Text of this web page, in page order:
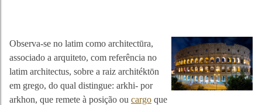
Observa-se no latim como architectūra,
associado a arquiteto, com referência no
latim architectus, sobre a raiz architéktōn
em grego, do qual distingue: arkhi- por
arkhon, que remete à posição ou cargo que